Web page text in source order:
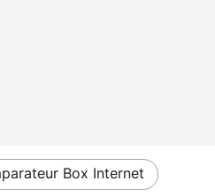
Box Internet